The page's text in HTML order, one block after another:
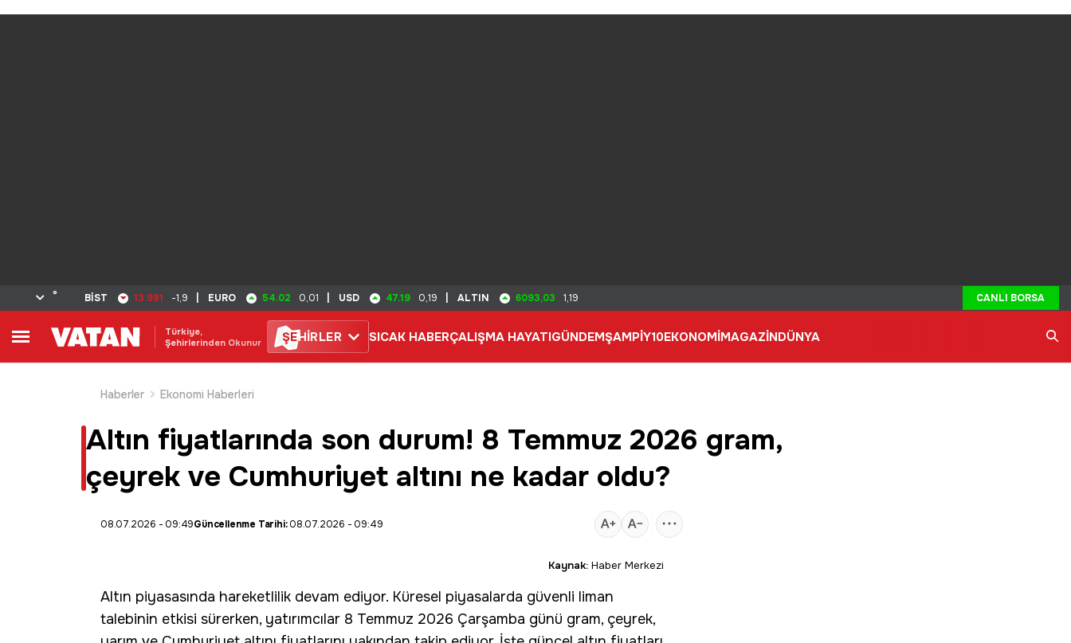
° BİST 13.981 -1,9 EURO 54.02 0,01 USD 47.19 0,19 ALTIN 6093,03 1,19 CANLI BORSA
Türkiye,
Şehirlerinden Okunur
ŞEHİRLER SICAK HABERÇALIŞMA HAYATIGÜNDEMŞAMPİY10EKONOMİMAGAZİNDÜNYA
Haberler
Ekonomi Haberleri
Altın fiyatlarında son durum! 8 Temmuz 2026 gram,
çeyrek ve Cumhuriyet altını ne kadar oldu?
08.07.2026 - 09:49Güncellenme Tarihi:08.07.2026 - 09:49
Kaynak: Haber Merkezi
Altın piyasasında hareketlilik devam ediyor. Küresel piyasalarda güvenli liman
talebinin etkisi sürerken, yatırımcılar 8 Temmuz 2026 Çarşamba günü gram, çeyrek,